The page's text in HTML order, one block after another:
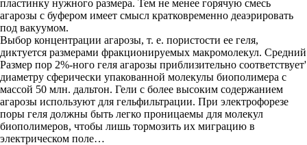
пластинку нужного размера. Тем не менее горячую смесь
агарозы с буфером имеет смысл кратковременно деаэрировать
под вакуумом.
Выбор концентрации агарозы, т. е. пористости ее геля,
диктуется размерами фракционируемых макромолекул. Средний
Размер пор 2%-ного геля агарозы приблизительно соответствует'
диаметру сферически упакованной молекулы биополимера с
массой 50 млн. дальтон. Гели с более высоким содержанием
агарозы используют для гельфильтрации. При электрофорезе
поры геля должны быть легко проницаемы для молекул
биополимеров, чтобы лишь тормозить их миграцию в
электрическом поле…